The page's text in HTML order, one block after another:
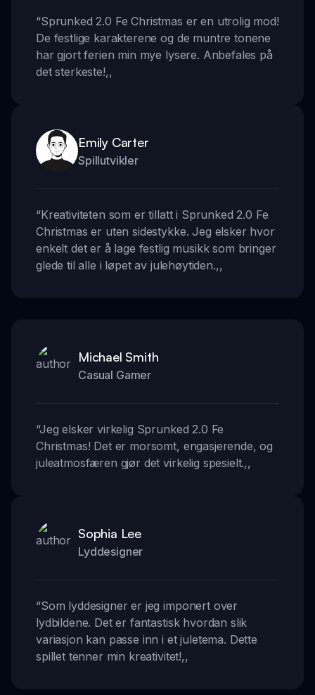
“Sprunked 2.0 Fe Christmas er en utrolig mod!
De festlige karakterene og de muntre tonene
har gjort ferien min mye lysere. Anbefales på
det sterkeste!,,
Emily Carter
Spillutvikler
“Kreativiteten som er tillatt i Sprunked 2.0 Fe
Christmas er uten sidestykke. Jeg elsker hvor
enkelt det er å lage festlig musikk som bringer
glede til alle i løpet av julehøytiden.,,
Michael Smith
Casual Gamer
“Jeg elsker virkelig Sprunked 2.0 Fe
Christmas! Det er morsomt, engasjerende, og
juleatmosfæren gjør det virkelig spesielt.,,
Sophia Lee
Lyddesigner
“Som lyddesigner er jeg imponert over
lydbildene. Det er fantastisk hvordan slik
variasjon kan passe inn i et juletema. Dette
spillet tenner min kreativitet!,,